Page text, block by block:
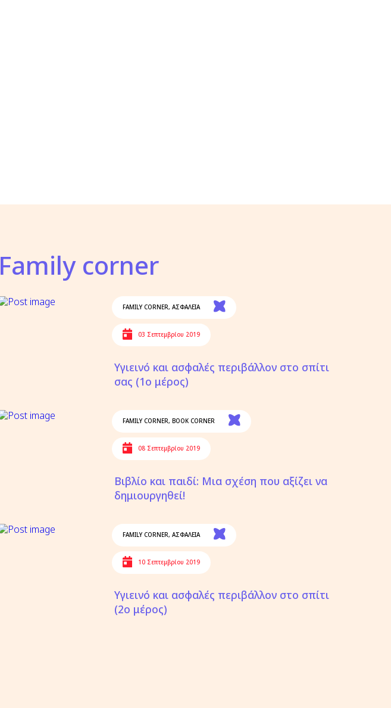
Family corner
FAMILY CORNER, ΑΣΦΑΛΕΙΑ
03 Σεπτεμβρίου 2019
Υγιεινό και ασφαλές περιβάλλον στο σπίτι
σας (1ο μέρος)
FAMILY CORNER, BOOK CORNER
08 Σεπτεμβρίου 2019
Βιβλίο και παιδί: Μια σχέση που αξίζει να
δημιουργηθεί!
FAMILY CORNER, ΑΣΦΑΛΕΙΑ
10 Σεπτεμβρίου 2019
Υγιεινό και ασφαλές περιβάλλον στο σπίτι
(2ο μέρος)